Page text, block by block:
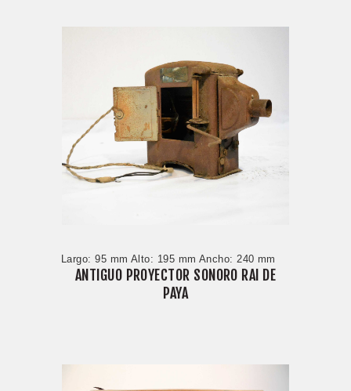
Largo: 95 mm Alto: 195 mm Ancho: 240 mm
ANTIGUO PROYECTOR SONORO RAI DE
PAYA